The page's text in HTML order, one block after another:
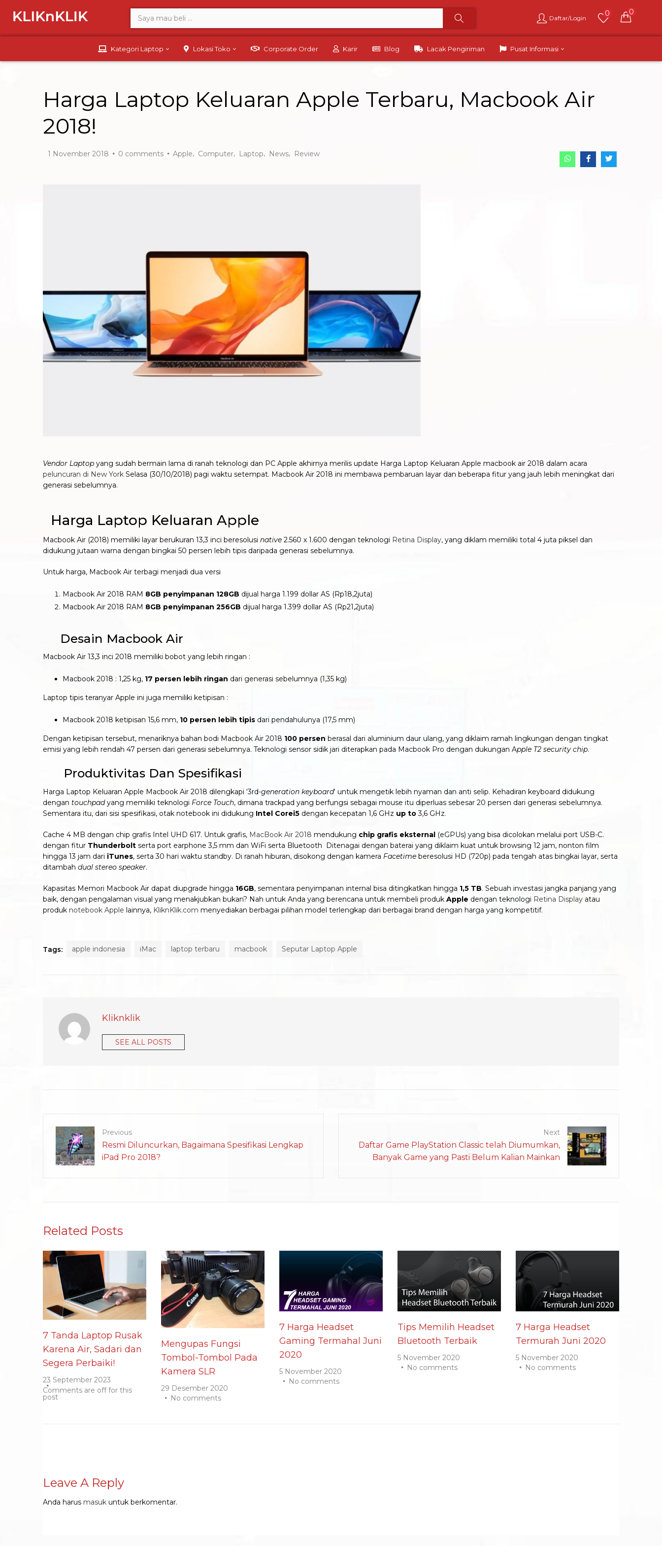
Daftar/Login
0 0
Kategori Laptop Lokasi Toko Corporate Order Karir Blog Lacak Pengiriman Pusat Informasi
Harga Laptop Keluaran Apple Terbaru, Macbook Air
2018!
1 November 2018 0 comments Apple, Computer, Laptop, News, Review
Vendor Laptop yang sudah bermain lama di ranah teknologi dan PC Apple akhirnya merilis update Harga Laptop Keluaran Apple macbook air 2018 dalam acara
peluncuran di New York Selasa (30/10/2018) pagi waktu setempat. Macbook Air 2018 ini membawa pembaruan layar dan beberapa fitur yang jauh lebih meningkat dari
generasi sebelumnya.
Harga Laptop Keluaran Apple
Macbook Air (2018) memiliki layar berukuran 13,3 inci beresolusi native 2.560 x 1.600 dengan teknologi Retina Display, yang diklam memiliki total 4 juta piksel dan
didukung jutaan warna dengan bingkai 50 persen lebih tipis daripada generasi sebelumnya.
Untuk harga, Macbook Air terbagi menjadi dua versi
Macbook Air 2018 RAM 8GB penyimpanan 128GB dijual harga 1.199 dollar AS (Rp18,2juta)
Macbook Air 2018 RAM 8GB penyimpanan 256GB dijual harga 1.399 dollar AS (Rp21,2juta)
Desain Macbook Air
Macbook Air 13,3 inci 2018 memiliki bobot yang lebih ringan :
Macbook 2018 : 1,25 kg, 17 persen lebih ringan dari generasi sebelumnya (1,35 kg)
Laptop tipis teranyar Apple ini juga memiliki ketipisan :
Macbook 2018 ketipisan 15,6 mm, 10 persen lebih tipis dari pendahulunya (17,5 mm)
Dengan ketipisan tersebut, menariknya bahan bodi Macbook Air 2018 100 persen berasal dari aluminium daur ulang, yang diklaim ramah lingkungan dengan tingkat
emisi yang lebih rendah 47 persen dari generasi sebelumnya. Teknologi sensor sidik jari diterapkan pada Macbook Pro dengan dukungan Apple T2 security chip.
Produktivitas Dan Spesifikasi
Harga Laptop Keluaran Apple Macbook Air 2018 dilengkapi ‘3rd-generation keyboard‘ untuk mengetik lebih nyaman dan anti selip. Kehadiran keyboard didukung
dengan touchpadyang memiliki teknologi Force Touch, dimana trackpad yang berfungsi sebagai mouse itu diperluas sebesar 20 persen dari generasi sebelumnya.
Sementara itu, dari sisi spesifikasi, otak notebook ini didukung Intel Corei5 dengan kecepatan 1,6 GHz up to3,6 GHz.
Cache 4 MB dengan chip grafis Intel UHD 617. Untuk grafis, MacBook Air 2018 mendukung chip grafis eksternal (eGPUs) yang bisa dicolokan melalui port USB-C.
dengan fitur Thunderbolt serta port earphone 3,5 mm dan WiFi serta Bluetooth Ditenagai dengan baterai yang diklaim kuat untuk browsing 12 jam, nonton film
hingga 13 jam dari iTunes, serta 30 hari waktu standby. Di ranah hiburan, disokong dengan kamera Facetime beresolusi HD (720p) pada tengah atas bingkai layar, serta
ditambah dual stereo speaker.
Kapasitas Memori Macbook Air dapat diupgrade hingga 16GB, sementara penyimpanan internal bisa ditingkatkan hingga 1,5 TB. Sebuah investasi jangka panjang yang
baik, dengan pengalaman visual yang menakjubkan bukan? Nah untuk Anda yang berencana untuk membeli produk Apple dengan teknologi Retina Display atau
produk notebook Apple lainnya, KliknKlik.com menyediakan berbagai pilihan model terlengkap dari berbagai brand dengan harga yang kompetitif.
Tags: apple indonesia iMac laptop terbaru macbook Seputar Laptop Apple
Kliknklik
SEE ALL POSTS
Previous
Resmi Diluncurkan, Bagaimana Spesifikasi Lengkap
iPad Pro 2018?
Next
Daftar Game PlayStation Classic telah Diumumkan,
Banyak Game yang Pasti Belum Kalian Mainkan
Related Posts
7 Tanda Laptop Rusak
Karena Air, Sadari dan
Segera Perbaiki!
23 September 2023
Comments are off for this
post
Mengupas Fungsi
Tombol-Tombol Pada
Kamera SLR
29 Desember 2020
No comments
7 Harga Headset
Gaming Termahal Juni
2020
5 November 2020
No comments
Tips Memilih Headset
Bluetooth Terbaik
5 November 2020
No comments
7 Harga Headset
Termurah Juni 2020
5 November 2020
No comments
Leave A Reply
Anda harus masuk untuk berkomentar.